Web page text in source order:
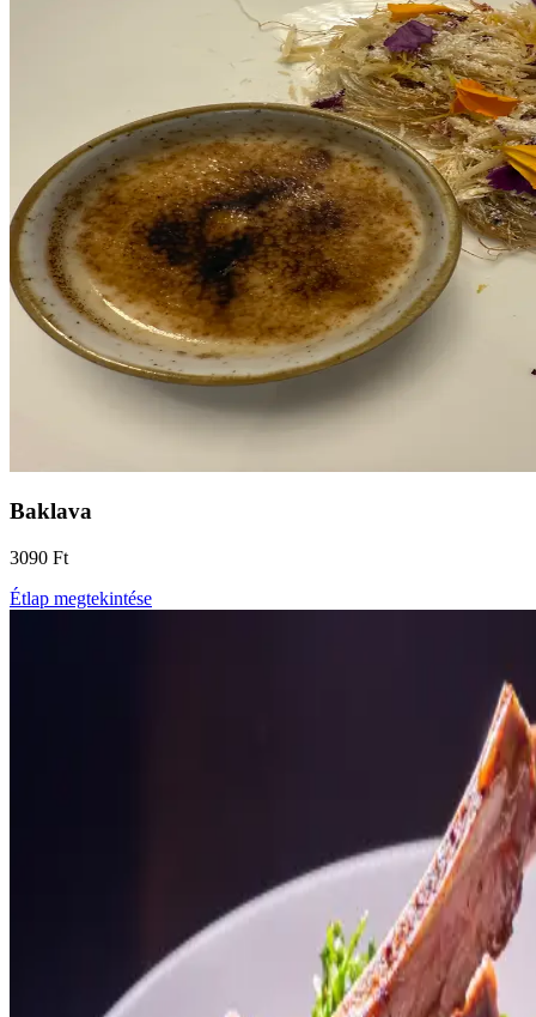
Baklava
3090 Ft
Étlap megtekintése